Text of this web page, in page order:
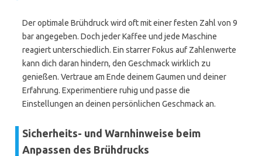
Der optimale Brühdruck wird oft mit einer festen Zahl von 9
bar angegeben. Doch jeder Kaffee und jede Maschine
reagiert unterschiedlich. Ein starrer Fokus auf Zahlenwerte
kann dich daran hindern, den Geschmack wirklich zu
genießen. Vertraue am Ende deinem Gaumen und deiner
Erfahrung. Experimentiere ruhig und passe die
Einstellungen an deinen persönlichen Geschmack an.
Sicherheits- und Warnhinweise beim
Anpassen des Brühdrucks